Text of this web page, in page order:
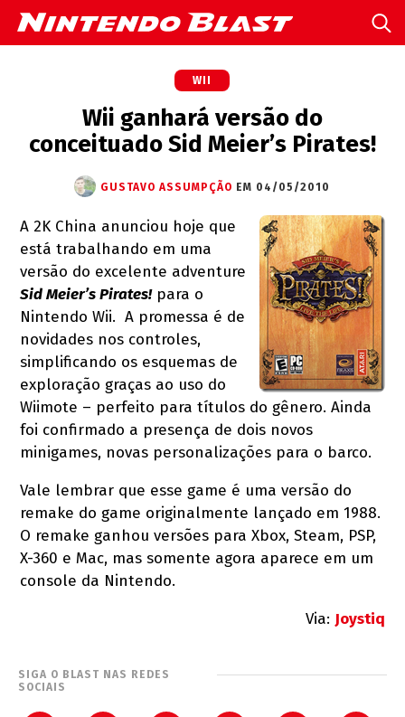
WII
Wii ganhará versão do
conceituado Sid Meier’s Pirates!
GUSTAVO ASSUMPÇÃO EM 04/05/2010
A 2K China anunciou hoje que
está trabalhando em uma
versão do excelente adventure
Sid Meier’s Pirates!para o
Nintendo Wii. A promessa é de
novidades nos controles,
simplificando os esquemas de
exploração graças ao uso do
Wiimote – perfeito para títulos do gênero. Ainda
foi confirmado a presença de dois novos
minigames, novas personalizações para o barco.
Vale lembrar que esse game é uma versão do
remake do game originalmente lançado em 1988.
O remake ganhou versões para Xbox, Steam, PSP,
X-360 e Mac, mas somente agora aparece em um
console da Nintendo.
Via: Joystiq
SIGA O BLAST NAS REDES
SOCIAIS